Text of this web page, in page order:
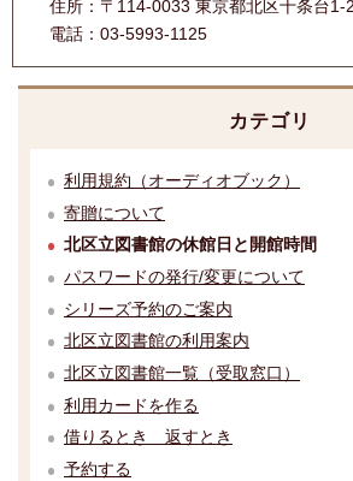
住所： 〒114-0033 東京都北区十条台1-
電話： 03-5993-1125
カテゴリ
利用規約（オーディオブック）
寄贈について
北区立図書館の休館日と開館時間
パスワードの発行/変更について
シリーズ予約のご案内
北区立図書館の利用案内
北区立図書館一覧（受取窓口）
利用カードを作る
借りるとき 返すとき
予約する